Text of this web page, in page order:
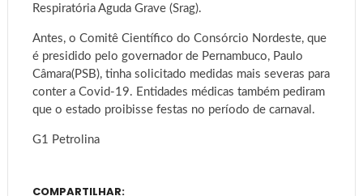
Respiratória Aguda Grave (Srag).
Antes, o Comitê Científico do Consórcio Nordeste, que
é presidido pelo governador de Pernambuco, Paulo
Câmara(PSB), tinha solicitado medidas mais severas para
conter a Covid-19. Entidades médicas também pediram
que o estado proibisse festas no período de carnaval.
G1 Petrolina
COMPARTILHAR: